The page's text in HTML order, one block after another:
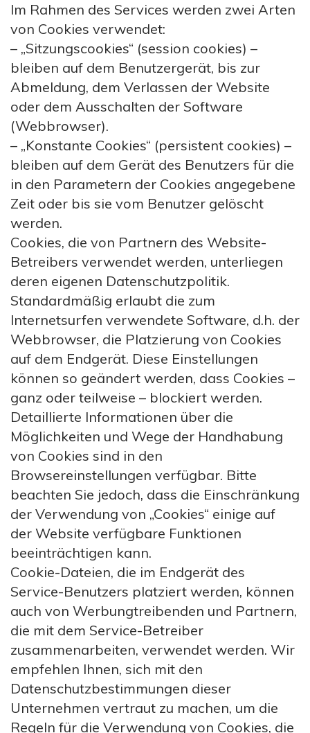
Im Rahmen des Services werden zwei Arten
von Cookies verwendet:
– „Sitzungscookies“ (session cookies) –
bleiben auf dem Benutzergerät, bis zur
Abmeldung, dem Verlassen der Website
oder dem Ausschalten der Software
(Webbrowser).
– „Konstante Cookies“ (persistent cookies) –
bleiben auf dem Gerät des Benutzers für die
in den Parametern der Cookies angegebene
Zeit oder bis sie vom Benutzer gelöscht
werden.
Cookies, die von Partnern des Website-
Betreibers verwendet werden, unterliegen
deren eigenen Datenschutzpolitik.
Standardmäßig erlaubt die zum
Internetsurfen verwendete Software, d.h. der
Webbrowser, die Platzierung von Cookies
auf dem Endgerät. Diese Einstellungen
können so geändert werden, dass Cookies –
ganz oder teilweise – blockiert werden.
Detaillierte Informationen über die
Möglichkeiten und Wege der Handhabung
von Cookies sind in den
Browsereinstellungen verfügbar. Bitte
beachten Sie jedoch, dass die Einschränkung
der Verwendung von „Cookies“ einige auf
der Website verfügbare Funktionen
beeinträchtigen kann.
Cookie-Dateien, die im Endgerät des
Service-Benutzers platziert werden, können
auch von Werbungtreibenden und Partnern,
die mit dem Service-Betreiber
zusammenarbeiten, verwendet werden. Wir
empfehlen Ihnen, sich mit den
Datenschutzbestimmungen dieser
Unternehmen vertraut zu machen, um die
Regeln für die Verwendung von Cookies, die